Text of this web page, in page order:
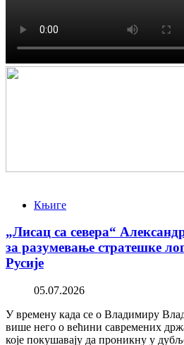
Књиге
„Лисац са севера“
за разумевање стратешке
Русије
05.07.2026
У времену када се о Владимиру
више него о већини савремених
које покушавају да проникну у